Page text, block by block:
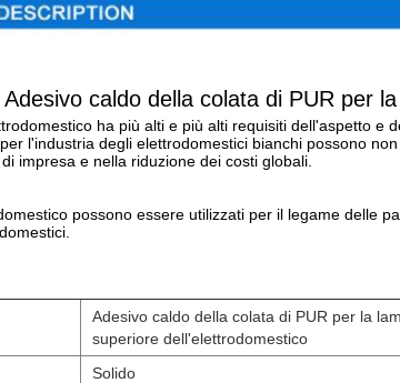
Adesivo caldo della colata di PUR per
ha più alti e più alti requisiti dell'aspetto e
l'industria degli elettrodomestici bianchi possono
impresa e nella riduzione dei costi globali.
possono essere utilizzati per il legame delle
Adesivo caldo della colata di PUR per la
superiore dell'elettrodomestico
Solido